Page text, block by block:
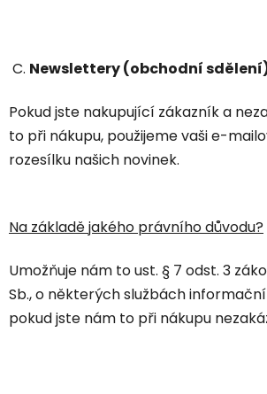
C. Newslettery (obchodní
Pokud jste nakupující zákazník a
to při nákupu, použijeme vaši e-
rozesílku našich novinek.
Na základě jakého právního důvodu?
Umožňuje nám to ust. § 7 odst. 3
Sb., o některých službách
pokud jste nám to při nákupu